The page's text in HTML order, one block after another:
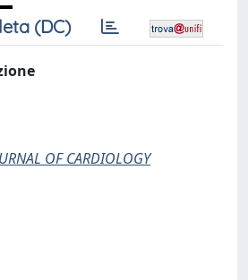
(DC)
OF CARDIOLOGY